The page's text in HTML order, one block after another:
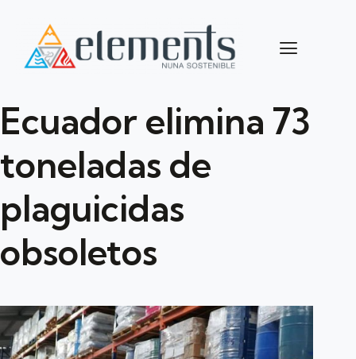
Ecuador elimina 73
toneladas de
plaguicidas
obsoletos